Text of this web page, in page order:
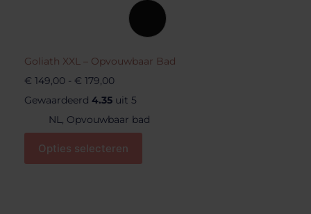
Goliath XXL – Opvouwbaar Bad
€ 149,00 - € 179,00
Gewaardeerd 4.35 uit 5
NL, Opvouwbaar bad
Opties selecteren